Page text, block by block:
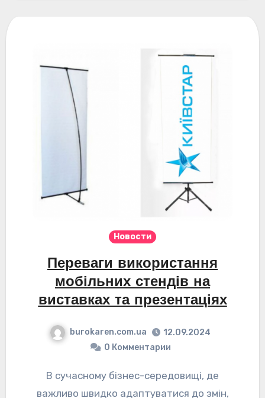
Новости
Переваги використання
мобільних стендів на
виставках та презентаціях
burokaren.com.ua
12.09.2024
0 Комментарии
В сучасному бізнес-середовищі, де
важливо швидко адаптуватися до змін,